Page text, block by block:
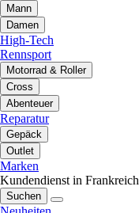
Mann
Damen
High-Tech
Rennsport
Motorrad & Roller
Cross
Abenteuer
Reparatur
Gepäck
Outlet
Marken
Kundendienst in Frankreich
Suchen